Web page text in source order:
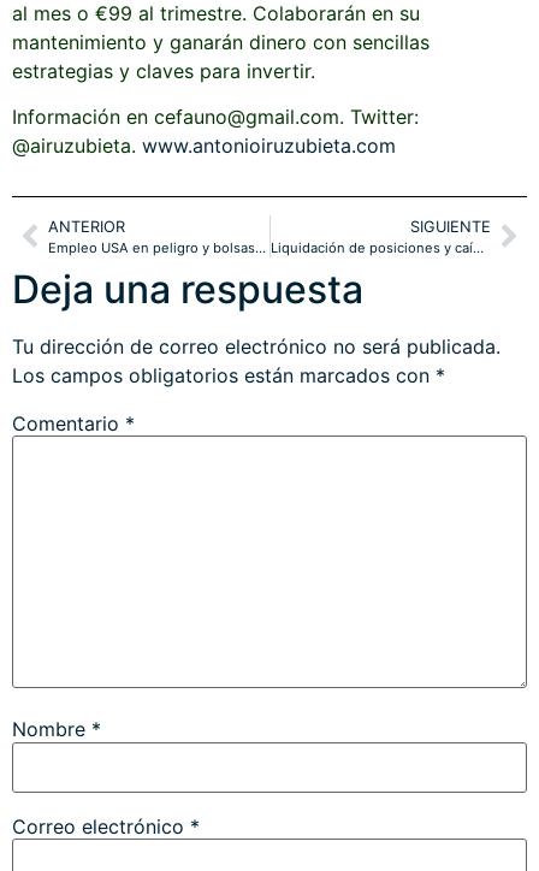
al mes o €99 al trimestre. Colaborarán en su
mantenimiento y ganarán dinero con sencillas
estrategias y claves para invertir.
Información en cefauno@gmail.com. Twitter:
@airuzubieta. www.antonioiruzubieta.com
ANTERIOR
Empleo USA en peligro y bolsas también, proyecciones.
SIGUIENTE
Liquidación de posiciones y caída de precio criptomonedas, ¿hasta dónde?
Deja una respuesta
Tu dirección de correo electrónico no será publicada.
Los campos obligatorios están marcados con *
Comentario *
Nombre *
Correo electrónico *